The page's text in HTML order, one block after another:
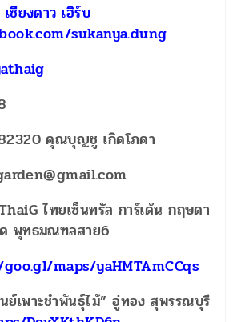
ชียงดาว เฮิร์บ
sukanya.dung
คุณบุญชู เกิดโภคา
ไทยเซ็นทรัล การ์เด้น กฤษดา
พุทธมณฑลสาย6
maps/yaHMTAmCCqs
ย์เพาะชำพันธุ์ไม้” อู่ทอง สุพรรณบุรี